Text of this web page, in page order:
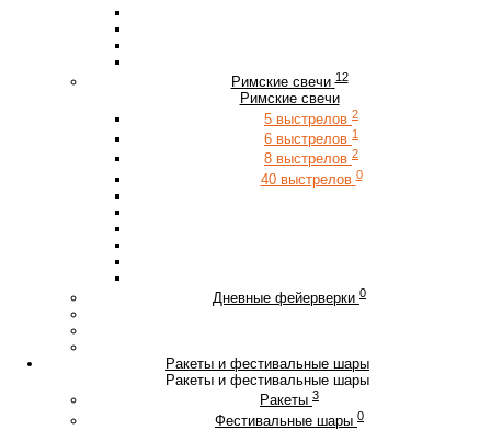
Римские свечи 12
Римские свечи
5 выстрелов 2
6 выстрелов 1
8 выстрелов 2
40 выстрелов 0
Дневные фейерверки 0
Ракеты и фестивальные шары
Ракеты и фестивальные шары
Ракеты 3
Фестивальные шары 0